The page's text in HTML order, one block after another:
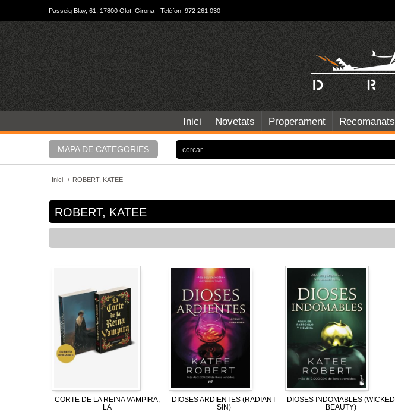
Passeig Blay, 61, 17800 Olot, Girona - Telèfon: 972 261 030
Inici Novetats Properament Recomanats
MAPA DE CATEGORIES
Inici / ROBERT, KATEE
ROBERT, KATEE
CORTE DE LA REINA VAMPIRA,
LA
DIOSES ARDIENTES (RADIANT
SIN)
DIOSES INDOMABLES (WICKED
BEAUTY)